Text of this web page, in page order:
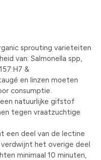
sprouting varieteiten
van: Salmonella spp,
&
en linzen moeten
consumptie.
natuurlijke gifstof
tegen vraatzuchtige
een deel van de lectine
het overige deel
minimaal 10 minuten,